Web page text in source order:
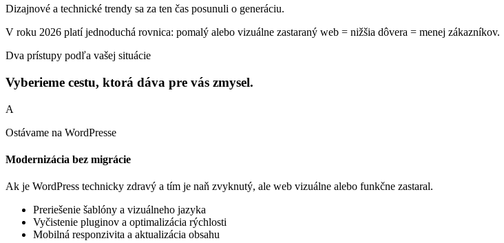
Dizajnové a technické trendy sa za ten čas posunuli o generáciu.
V roku 2026 platí jednoduchá rovnica: pomalý alebo vizuálne zastaraný web = nižšia dôvera = menej zákazníkov.
Dva prístupy podľa vašej situácie
Vyberieme cestu, ktorá dáva pre vás zmysel.
A
Ostávame na WordPresse
Modernizácia bez migrácie
Ak je WordPress technicky zdravý a tím je naň zvyknutý, ale web vizuálne alebo funkčne zastaral.
Preriešenie šablóny a vizuálneho jazyka
Vyčistenie pluginov a optimalizácia rýchlosti
Mobilná responzivita a aktualizácia obsahu